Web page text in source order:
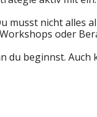
musst nicht alles
oder
du beginnst. Auch